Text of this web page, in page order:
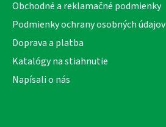
Obchodné a reklamačné podmienky
Podmienky ochrany osobných údajov
Doprava a platba
Katalógy na stiahnutie
Napísali o nás